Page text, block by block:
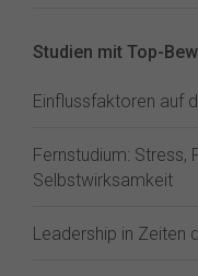
Studien mit Top-
Einflussfaktoren auf
Fernstudium: Stress,
Selbstwirksamkeit
Leadership in Zeiten